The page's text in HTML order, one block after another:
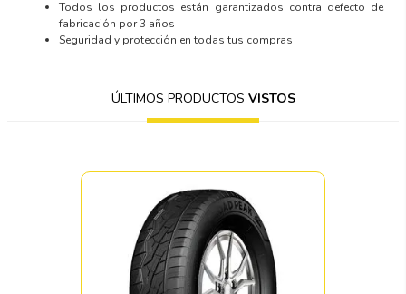
Todos los productos están garantizados contra defecto de
fabricación por 3 años
Seguridad y protección en todas tus compras
ÚLTIMOS PRODUCTOS VISTOS